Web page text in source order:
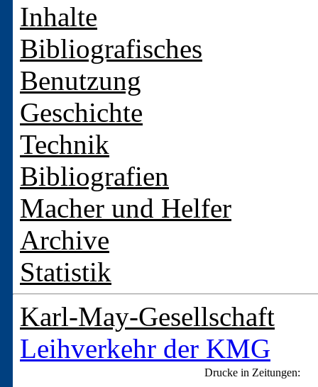
Inhalte
Bibliografisches
Benutzung
Geschichte
Technik
Bibliografien
Macher und Helfer
Archive
Statistik
Karl-May-Gesellschaft
Leihverkehr der KMG
Drucke in Zeitungen: